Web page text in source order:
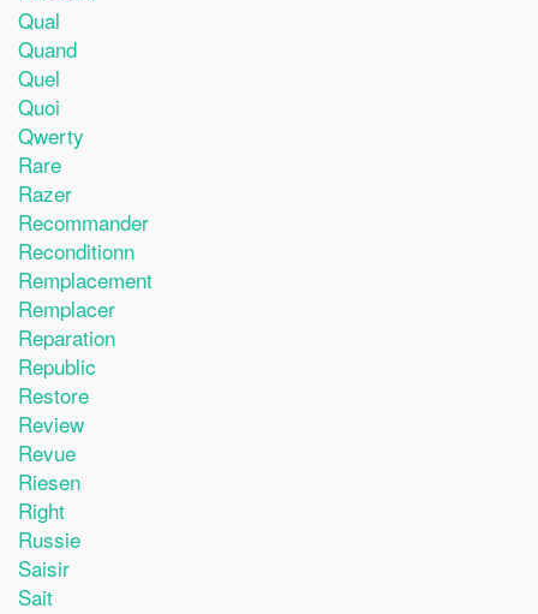
Qual
Quand
Quel
Quoi
Qwerty
Rare
Razer
Recommander
Reconditionn
Remplacement
Remplacer
Reparation
Republic
Restore
Review
Revue
Riesen
Right
Russie
Saisir
Sait